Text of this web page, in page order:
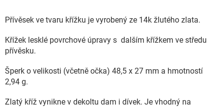
Přívěsek ve tvaru křížku je vyrobený ze 14k žlutého zlata.
Křížek lesklé povrchové úpravy s dalším křížkem ve středu
přívěsku.
Šperk o velikosti (včetně očka) 48,5 x 27 mm a hmotností
2,94 g.
Zlatý kříž vynikne v dekoltu dam i dívek. Je vhodný na